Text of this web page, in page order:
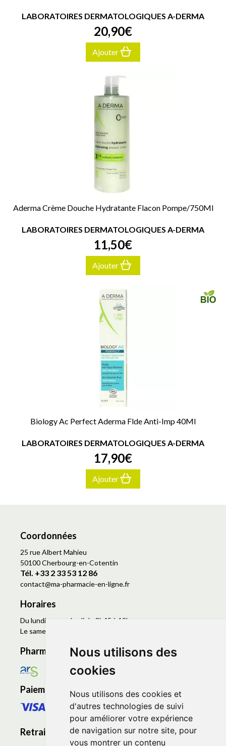
Nous utilisons des
cookies
Nous utilisons des cookies et
d'autres technologies de suivi
pour améliorer votre expérience
de navigation sur notre site, pour
vous montrer un contenu
LABORATOIRES DERMATOLOGIQUES A-DERMA
20,90€
Ajouter
Aderma Crème Douche Hydratante Flacon Pompe/750Ml
LABORATOIRES DERMATOLOGIQUES A-DERMA
11,50€
Ajouter
Biology Ac Perfect Aderma Flde Anti-Imp 40Ml
LABORATOIRES DERMATOLOGIQUES A-DERMA
17,90€
Ajouter
Coordonnées
25 rue Albert Mahieu
50100 Cherbourg-en-Cotentin
Tél. +33 2 33 53 12 86
contact@ma-pharmacie-en-ligne.fr
Horaires
Du lundi au vendredi de 8h45 à 19h
Le samedi de 9h à 19h
Pharmacie en ligne agréée
Paiement sécurisé
Retrait - Livraison